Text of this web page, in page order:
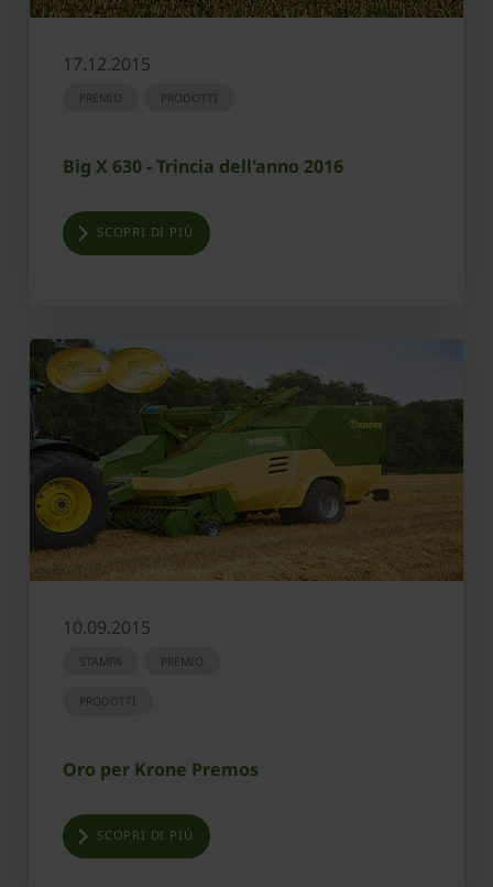
17.12.2015
PREMIO PRODOTTI
Big X 630 - Trincia dell'anno 2016
SCOPRI DI PIÙ
10.09.2015
STAMPA PREMIO
PRODOTTI
Oro per Krone Premos
SCOPRI DI PIÙ